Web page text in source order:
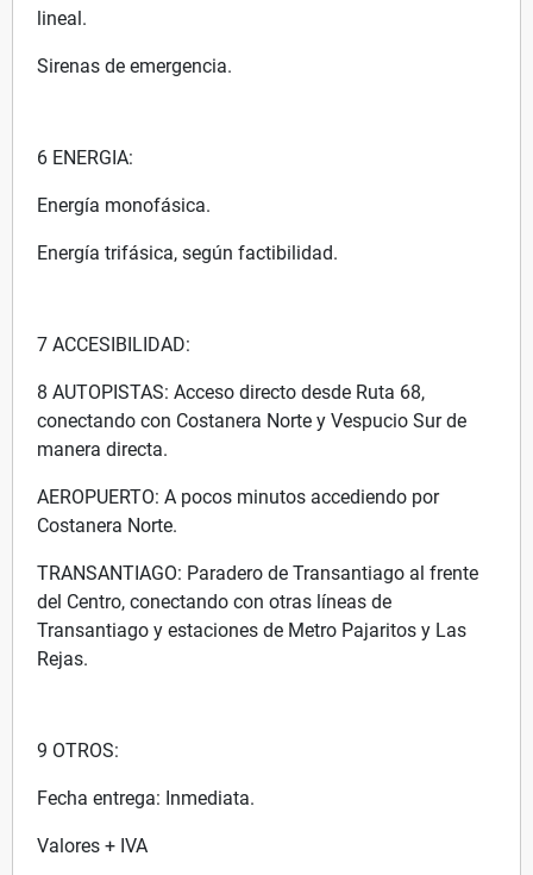
lineal.
Sirenas de emergencia.
6 ENERGIA:
Energía monofásica.
Energía trifásica, según factibilidad.
7 ACCESIBILIDAD:
8 AUTOPISTAS: Acceso directo desde Ruta 68,
conectando con Costanera Norte y Vespucio Sur de
manera directa.
AEROPUERTO: A pocos minutos accediendo por
Costanera Norte.
TRANSANTIAGO: Paradero de Transantiago al frente
del Centro, conectando con otras líneas de
Transantiago y estaciones de Metro Pajaritos y Las
Rejas.
9 OTROS:
Fecha entrega: Inmediata.
Valores + IVA